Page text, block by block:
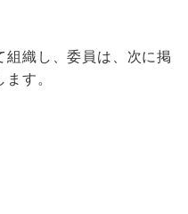
織し、委員は、次に掲
す。